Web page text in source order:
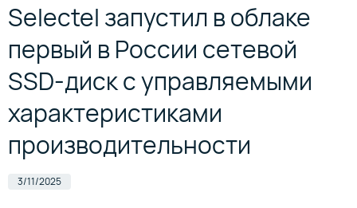
Selectel запустил в облаке
первый в России сетевой
SSD-диск с управляемыми
характеристиками
производительности
3/11/2025